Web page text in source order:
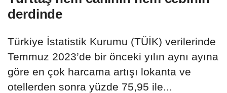
derdinde
Türkiye İstatistik Kurumu (TÜİK) verilerinde
Temmuz 2023’de bir önceki yılın aynı ayına
göre en çok harcama artışı lokanta ve
otellerden sonra yüzde 75,95 ile...